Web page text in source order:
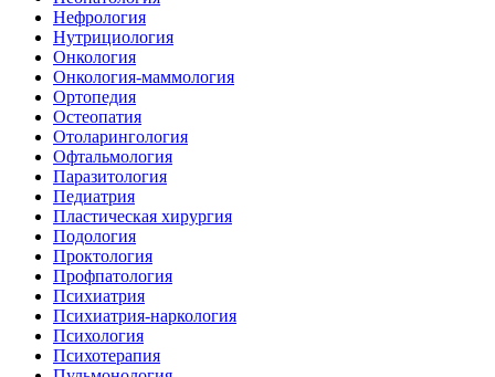
Нефрология
Нутрициология
Онкология
Онкология-маммология
Ортопедия
Остеопатия
Отоларингология
Офтальмология
Паразитология
Педиатрия
Пластическая хирургия
Подология
Проктология
Профпатология
Психиатрия
Психиатрия-наркология
Психология
Психотерапия